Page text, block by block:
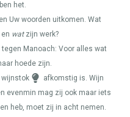
het.
Uw woorden uitkomen. Wat
watzijn werk?
tegen Manoach: Voor alles wat
hoede zijn.
wijnstok
afkomstig is. Wijn
evenmin mag zij ook maar iets
heb, moet zij in acht nemen.